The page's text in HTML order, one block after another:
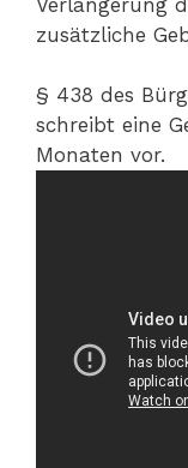
zusätzliche
§ 438 des
schreibt eine
Monaten vor.